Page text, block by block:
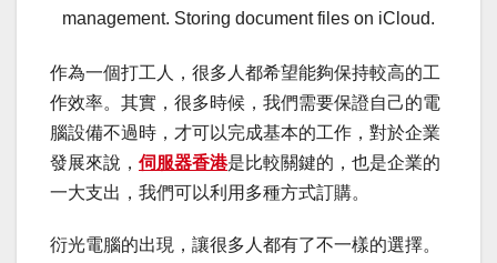
management. Storing document files on iCloud.
作為一個打工人，很多人都希望能夠保持較高的工
作效率。其實，很多時候，我們需要保證自己的電
腦設備不過時，才可以完成基本的工作，對於企業
發展來說， 伺服器香港是比較關鍵的，也是企業的
一大支出，我們可以利用多種方式訂購。
衍光電腦的出現，讓很多人都有了不一樣的選擇。